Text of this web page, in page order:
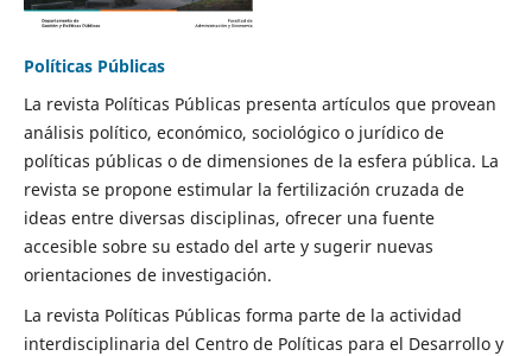
Políticas Públicas
La revista Políticas Públicas presenta artículos que provean
análisis político, económico, sociológico o jurídico de
políticas públicas o de dimensiones de la esfera pública. La
revista se propone estimular la fertilización cruzada de
ideas entre diversas disciplinas, ofrecer una fuente
accesible sobre su estado del arte y sugerir nuevas
orientaciones de investigación.
La revista Políticas Públicas forma parte de la actividad
interdisciplinaria del Centro de Políticas para el Desarrollo y